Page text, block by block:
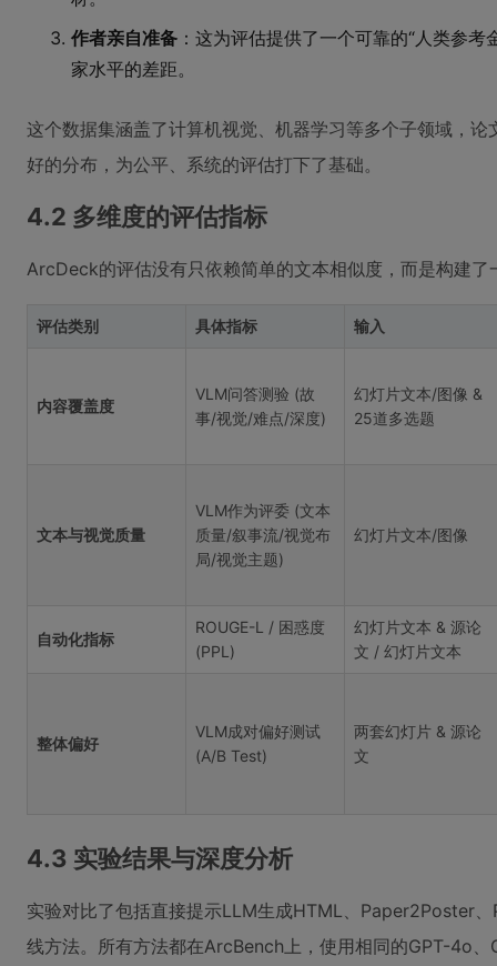
作者亲自准备 ：这为评估提供了一个可靠的“人类参
家水平的差距。
这个数据集涵盖了计算机视觉、机器学习等多个子领域，
好的分布，为公平、系统的评估打下了基础。
4.2 多维度的评估指标
ArcDeck的评估没有只依赖简单的文本相似度，而是构建
评估类别 具体指标 输入
内容覆盖度
VLM问答测验 (故
事/视觉/难点/深度)
幻灯片文本/图像 &
25道多选题
文本与视觉质量
VLM作为评委 (文本
质量/叙事流/视觉布
局/视觉主题)
幻灯片文本/图像
自动化指标
ROUGE-L / 困惑度
(PPL)
幻灯片文本 & 源论
文 / 幻灯片文本
整体偏好
VLM成对偏好测试
(A/B Test)
两套幻灯片 & 源论
文
4.3 实验结果与深度分析
实验对比了包括直接提示LLM生成HTML、Paper2Poster
线方法。所有方法都在ArcBench上，使用相同的GPT-4o